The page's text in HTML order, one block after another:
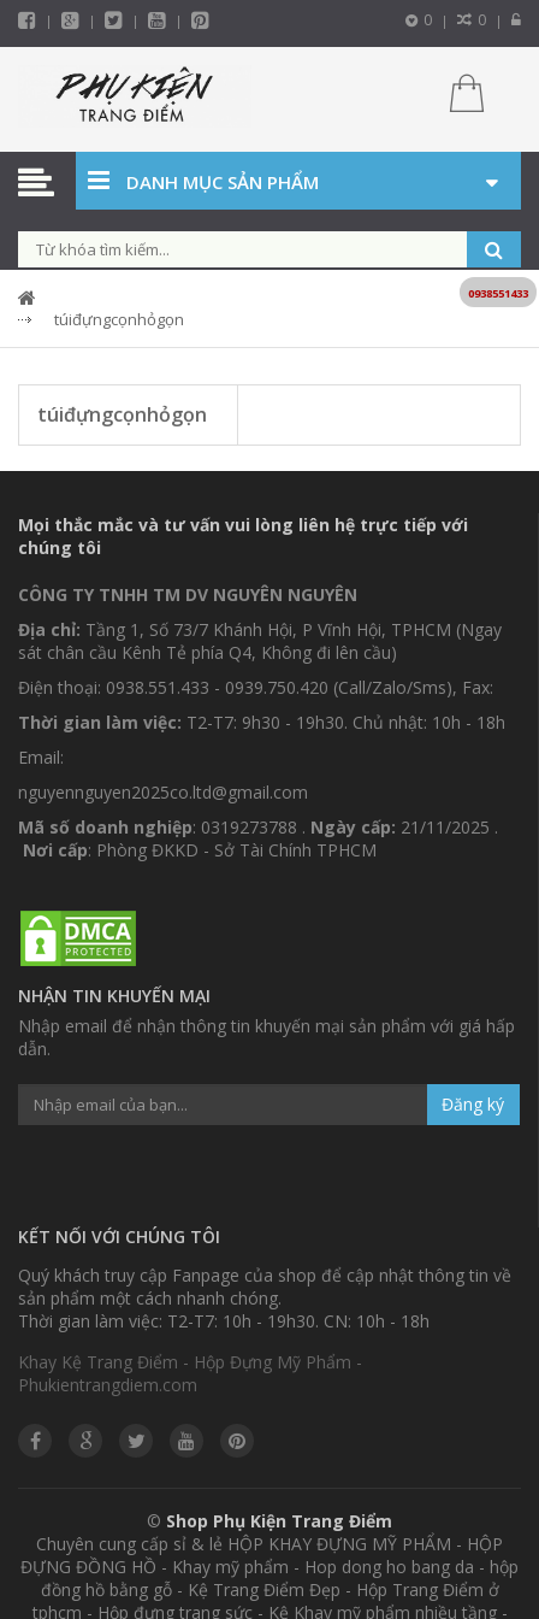
0 0
DANH MỤC SẢN PHẨM
túiđựngcọnhỏgọn
túiđựngcọnhỏgọn
Mọi thắc mắc và tư vấn vui lòng liên hệ trực tiếp với
chúng tôi
CÔNG TY TNHH TM DV NGUYÊN NGUYÊN
Địa chỉ: Tầng 1, Số 73/7 Khánh Hội, P Vĩnh Hội, TPHCM (Ngay
sát chân cầu Kênh Tẻ phía Q4, Không đi lên cầu)
Điện thoại: 0938.551.433 - 0939.750.420 (Call/Zalo/Sms), Fax:
Thời gian làm việc: T2-T7: 9h30 - 19h30. Chủ nhật: 10h - 18h
Email:
nguyennguyen2025co.ltd@gmail.com
Mã số doanh nghiệp: 0319273788 . Ngày cấp: 21/11/2025 .
Nơi cấp: Phòng ĐKKD - Sở Tài Chính TPHCM
NHẬN TIN KHUYẾN MẠI
Nhập email để nhận thông tin khuyến mại sản phẩm với giá hấp
dẫn.
Đăng ký
KẾT NỐI VỚI CHÚNG TÔI
Quý khách truy cập Fanpage của shop để cập nhật thông tin về
sản phẩm một cách nhanh chóng.
Thời gian làm việc: T2-T7: 10h - 19h30. CN: 10h - 18h
Khay Kệ Trang Điểm - Hộp Đựng Mỹ Phẩm -
Phukientrangdiem.com
© Shop Phụ Kiện Trang Điểm
Chuyên cung cấp sỉ & lẻ HỘP KHAY ĐỰNG MỸ PHẨM - HỘP
ĐỰNG ĐỒNG HỒ - Khay mỹ phẩm - Hop dong ho bang da - hộp
đồng hồ bằng gỗ - Kệ Trang Điểm Đẹp - Hộp Trang Điểm ở
tphcm - Hộp đựng trang sức - Kệ Khay mỹ phẩm nhiều tầng -
0938551433